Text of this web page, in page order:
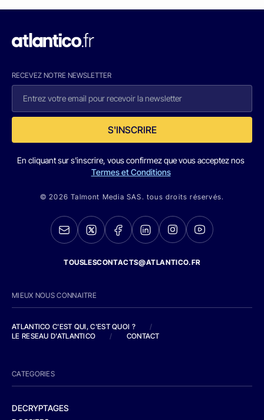
RECEVEZ NOTRE NEWSLETTER
S'INSCRIRE
En cliquant sur s'inscrire, vous confirmez que vous acceptez nos
Termes et Conditions
© 2026 Talmont Media SAS. tous droits réservés.
TOUSLESCONTACTS@ATLANTICO.FR
MIEUX NOUS CONNAITRE
ATLANTICO C'EST QUI, C'EST QUOI ?
/
LE RESEAU D'ATLANTICO
/ CONTACT
CATEGORIES
DECRYPTAGES